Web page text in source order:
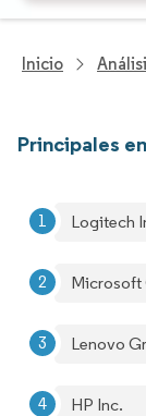
Inicio
Principales
Logitech
Microsoft
Lenovo
HP Inc.